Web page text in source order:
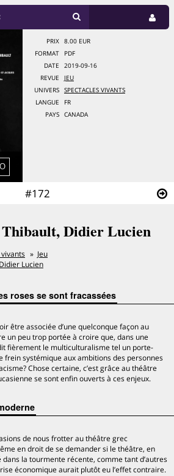
#172
PRIX
8.00 EUR
FORMAT
PDF
DATE
2019-09-16
REVUE
JEU
UNIVERS
SPECTACLES VIVANTS
LANGUE
FR
PAYS
CANADA
Didier Lucien
Jeu
Lucien
roses se sont fracassées
être associée d’une quelconque façon au
un peu trop portée à croire que, dans une
fièrement le multiculturalisme tel un porte-
frein systémique aux ambitions des personnes
Chose certaine, c’est grâce au théâtre
se sont enfin ouverts à ces enjeux.
de nous frotter au théâtre grec
en droit de se demander si le théâtre, en
dans la tourmente récente, comme tant d’autres
économique aurait plutôt eu l’effet contraire.